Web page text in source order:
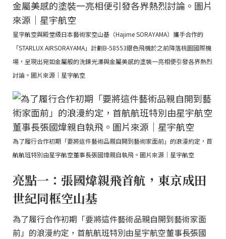
星宇航空與殿堂級日本藝術家空山基（Hajime SORAYAMA）攜手合作的
「STARLUX AIRSORAYAMA」計劃B-58553銀色飛機於之前降落桃園國際機
場，呈現出宛如金屬般的洗鍊光澤與金屬美感的塗裝一亮相便引發各界熱烈
討論。圖片來源｜星宇航空
為了履行合作初期「要將這件藝術品親自開到藝術家面前」的浪漫約定，首
航航班特別由星宇航空董事長張國煒親自執飛。圖片來源｜星宇航空
亮點一：張國煒親飛首航，東京成田
世紀同框空山基
為了履行合作初期「要將這件藝術品親自開到藝術家面
前」的浪漫約定，首航航班特別由星宇航空董事長張國